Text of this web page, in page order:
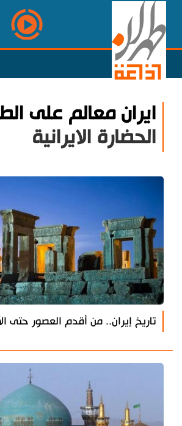
ايران معالم على
الحضارة الايرانية
تاريخ إيران.. من أقدم العصور حتى